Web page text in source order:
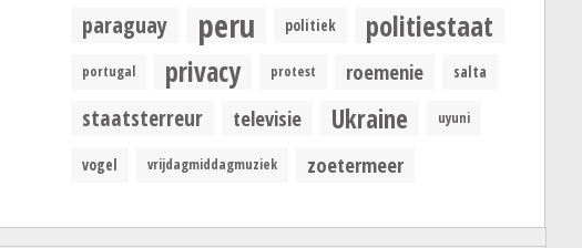
paraguay peru politiek politiestaat
portugal privacy protest roemenie salta
staatsterreur televisie Ukraine uyuni
vogel vrijdagmiddagmuziek zoetermeer